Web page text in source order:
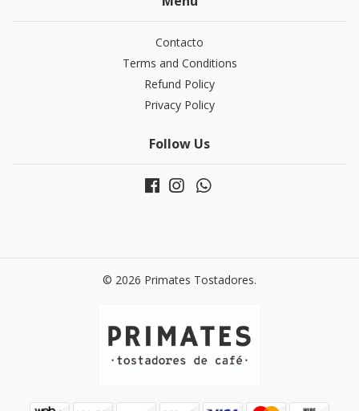
Contacto
Terms and Conditions
Refund Policy
Privacy Policy
Follow Us
© 2026 Primates Tostadores.